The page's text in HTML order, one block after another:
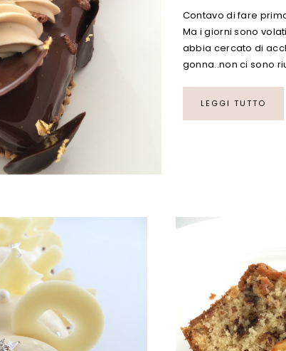
Contavo di fare
Ma i giorni sono
abbia cercato di
gonna..non ci sono
LEGGI TUTTO